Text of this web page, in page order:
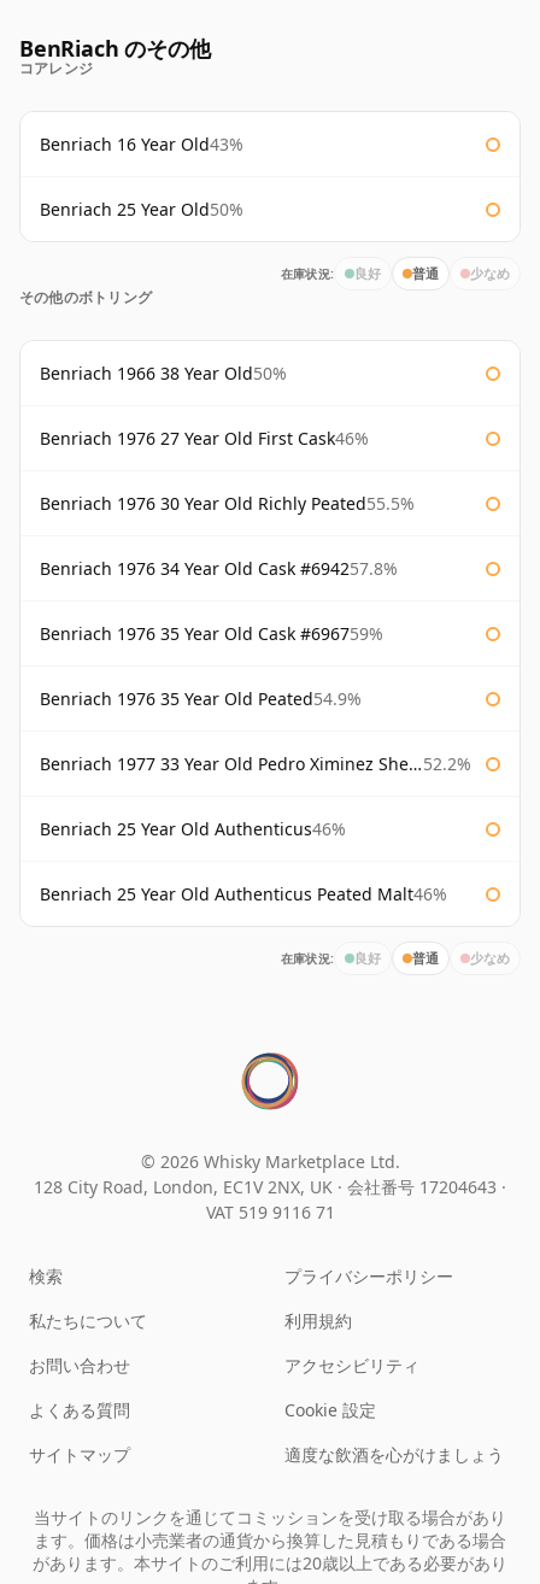
BenRiach のその他
コアレンジ
Benriach 16 Year Old43%
Benriach 25 Year Old50%
在庫状況: 良好 普通 少なめ
その他のボトリング
Benriach 1966 38 Year Old50%
Benriach 1976 27 Year Old First Cask46%
Benriach 1976 30 Year Old Richly Peated55.5%
Benriach 1976 34 Year Old Cask #694257.8%
Benriach 1976 35 Year Old Cask #696759%
Benriach 1976 35 Year Old Peated54.9%
Benriach 1977 33 Year Old Pedro Ximinez Sherry Finish 52.2%
Benriach 25 Year Old Authenticus46%
Benriach 25 Year Old Authenticus Peated Malt46%
在庫状況: 良好 普通 少なめ
© 2026 Whisky Marketplace Ltd.
128 City Road, London, EC1V 2NX, UK · 会社番号 17204643 ·
VAT 519 9116 71
検索
私たちについて
お問い合わせ
よくある質問
サイトマップ
プライバシーポリシー
利用規約
アクセシビリティ
Cookie 設定
適度な飲酒を心がけましょう
当サイトのリンクを通じてコミッションを受け取る場合があり
ます。価格は小売業者の通貨から換算した見積もりである場合
があります。本サイトのご利用には20歳以上である必要があり